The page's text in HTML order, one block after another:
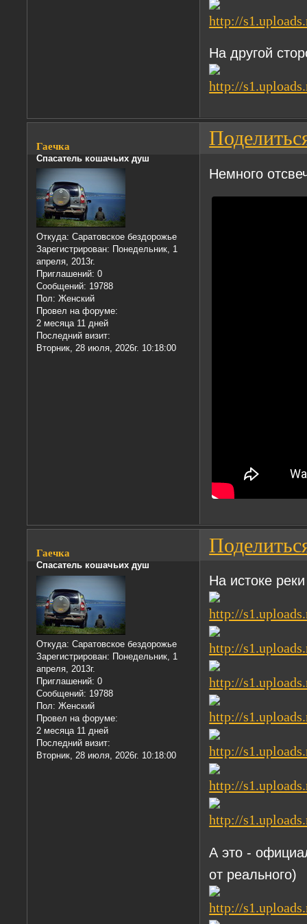
На другой
Гаечка
Спасатель кошачьих душ
Откуда: Саратовское бездорожье
Зарегистрирован: Понедельник, 1
апреля, 2013г.
Приглашений: 0
Сообщений: 19788
Пол: Женский
Провел на форуме:
2 месяца 11 дней
Последний визит:
Вторник, 28 июля, 2026г. 10:18:00
Немного
Гаечка
Спасатель кошачьих душ
Откуда: Саратовское бездорожье
Зарегистрирован: Понедельник, 1
апреля, 2013г.
Приглашений: 0
Сообщений: 19788
Пол: Женский
Провел на форуме:
2 месяца 11 дней
Последний визит:
Вторник, 28 июля, 2026г. 10:18:00
На истоке
А это -
от реального)